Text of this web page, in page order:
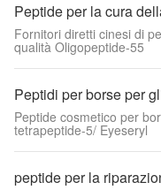
Peptide per la cura
Fornitori diretti cinesi di
qualità Oligopeptide-55
Peptidi per borse per
Peptide cosmetico per
tetrapeptide-5/ Eyeseryl
peptide per la